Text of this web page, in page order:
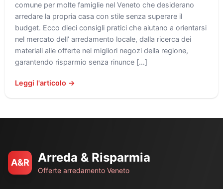
comune per molte famiglie nel Veneto che desiderano
arredare la propria casa con stile senza superare il
budget. Ecco dieci consigli pratici che aiutano a orientarsi
nel mercato dell’ arredamento locale, dalla ricerca dei
materiali alle offerte nei migliori negozi della regione,
garantendo risparmio senza rinunce […]
Leggi l'articolo →
A&R Arreda & Risparmia
Offerte arredamento Veneto